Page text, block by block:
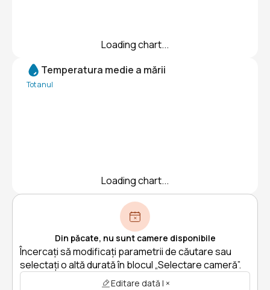
Loading chart...
Temperatura medie a mării
Tot anul
Loading chart...
Din păcate, nu sunt camere disponibile
Încercați să modificați parametrii de căutare sau
selectați o altă durată în blocul „Selectare cameră”.
Editare dată | ×